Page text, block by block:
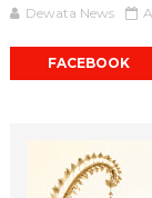
Dewata News
FACEBOOK